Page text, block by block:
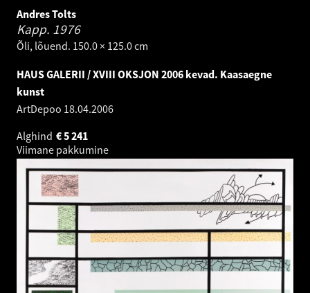
Andres Tolts
Kapp. 1976
Õli, lõuend. 150.0 × 125.0 cm
HAUS GALERII / XVIII OKSJON 2006 kevad. Kaasaegne
kunst
ArtDepoo 18.04.2006
Alghind
5 241
€
Viimane pakkumine